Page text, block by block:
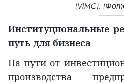
(VIMC).
Институциональные
путь для бизнеса
На пути от
производства